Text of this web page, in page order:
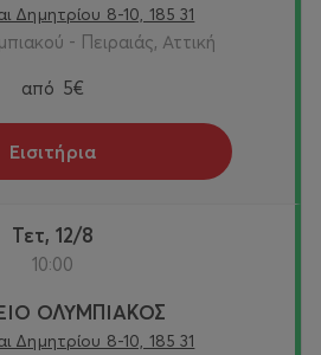
Δημητρίου 8-10, 185 31
- Πειραιάς, Αττική
από 5€
Εισιτήρια
Τετ, 12/8
10:00
ΟΛΥΜΠΙΑΚΟΣ
Δημητρίου 8-10, 185 31